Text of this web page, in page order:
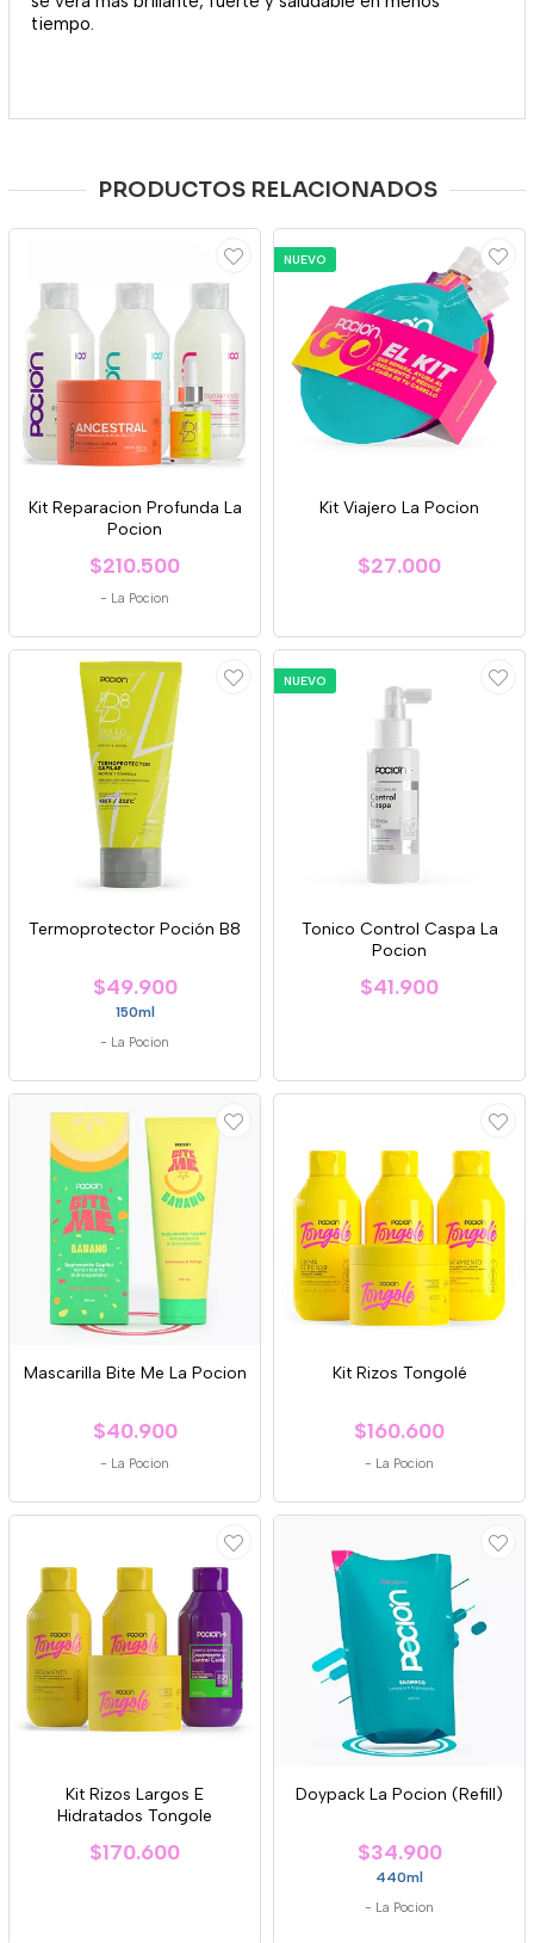
tiempo.
PRODUCTOS RELACIONADOS
Kit Reparacion Profunda La
Pocion
$210.500
- La Pocion
NUEVO
Kit Viajero La Pocion
$27.000
Termoprotector Poción B8
$49.900
150ml
- La Pocion
NUEVO
Tonico Control Caspa La
Pocion
$41.900
Mascarilla Bite Me La Pocion
$40.900
- La Pocion
Kit Rizos Tongolé
$160.600
- La Pocion
Kit Rizos Largos E
Hidratados Tongole
$170.600
Doypack La Pocion (Refill)
$34.900
440ml
- La Pocion